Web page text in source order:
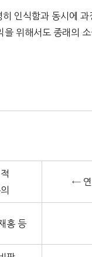
인식함과 동시에
위해서도 종래의
←
홍 등